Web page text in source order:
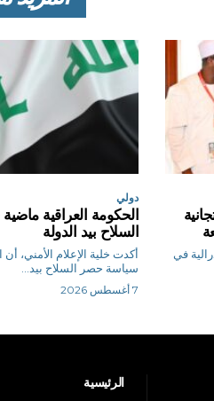
في
دولي
الحكومة العراقية
السلاح بيد الدولة
أكدت خلية الإعلام الأمني،
سياسة حصر السلاح بيد...
7 أغسطس 2026
الرئيسية